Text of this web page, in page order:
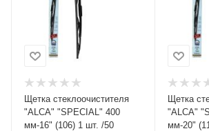
Щетка стеклоочистителя
"ALCA" "SPECIAL" 400
мм-16" (106) 1 шт. /50
Щетка
"ALCA"
мм-20"